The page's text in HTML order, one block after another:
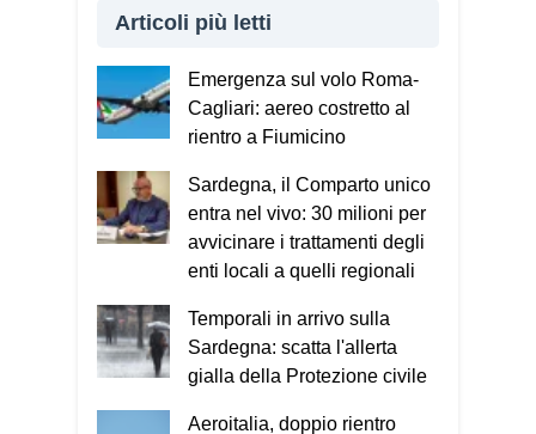
Articoli più letti
Emergenza sul volo Roma-
Cagliari: aereo costretto al
rientro a Fiumicino
Sardegna, il Comparto unico
entra nel vivo: 30 milioni per
avvicinare i trattamenti degli
enti locali a quelli regionali
Temporali in arrivo sulla
Sardegna: scatta l'allerta
gialla della Protezione civile
Aeroitalia, doppio rientro